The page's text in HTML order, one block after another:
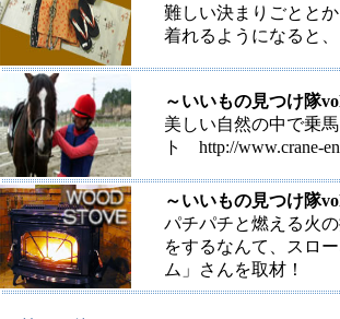
難しい決まりごとと
着れるようになると
～いいもの見つけ隊
美しい自然の中で乗
ト http://www.crane-
～いいもの見つけ隊
パチパチと燃える火
をするなんて、スロ
ム」さんを取材！